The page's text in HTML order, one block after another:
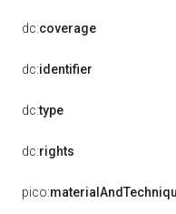
dc:coverage
dc:identifier
dc:type
dc:rights
pico: